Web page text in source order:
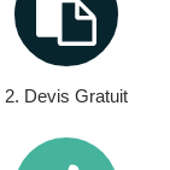
2. Devis Gratuit